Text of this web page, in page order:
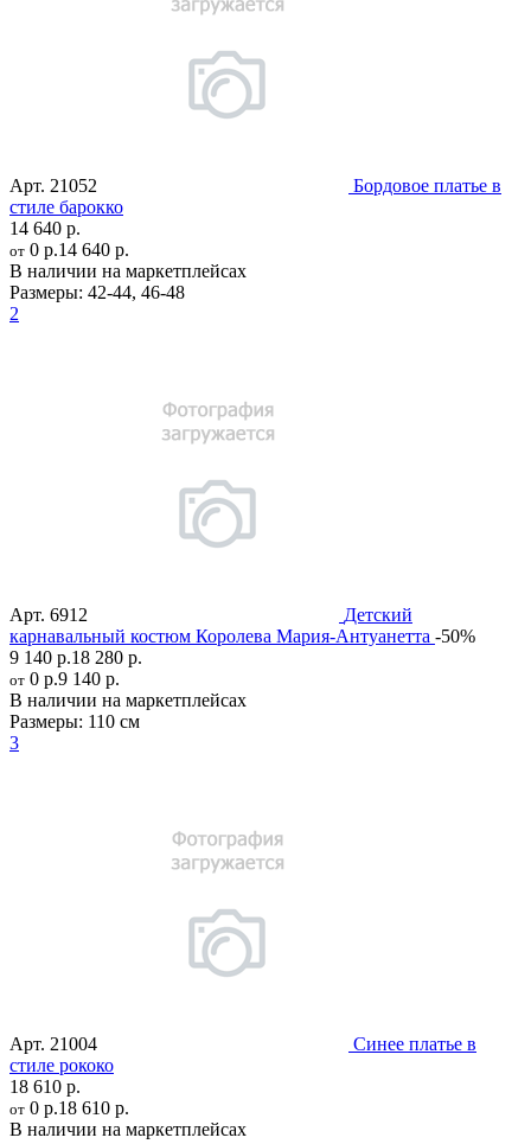
Арт. 21052
Бордовое платье в
стиле барокко
14 640 р.
от 0 р.14 640 р.
В наличии на маркетплейсах
Размеры: 42-44, 46-48
2
Арт. 6912
Детский
карнавальный костюм Королева Мария-Антуанетта -50%
9 140 р.18 280 р.
от 0 р.9 140 р.
В наличии на маркетплейсах
Размеры: 110 см
3
Арт. 21004
Синее платье в
стиле рококо
18 610 р.
от 0 р.18 610 р.
В наличии на маркетплейсах